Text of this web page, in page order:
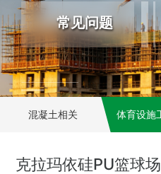
常见问题
混凝土相关 体育设施
克拉玛依硅PU篮球